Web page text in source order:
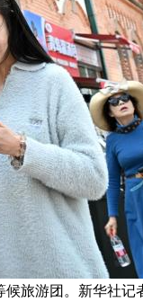
候旅游团。新华社记